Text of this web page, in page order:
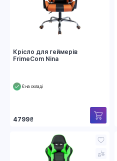
Крісло для геймерів
FrimeCom Nina
Є на складі
4799₴